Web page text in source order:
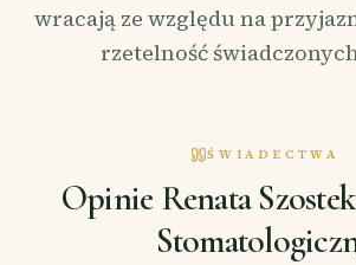
wracają ze względu na
rzetelność
ŚWIADECTWA
Opinie Renata